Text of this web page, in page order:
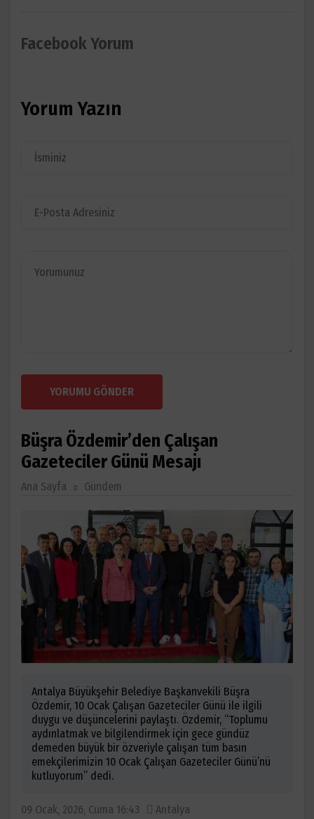
Facebook Yorum
Yorum Yazın
YORUMU GÖNDER
Büşra Özdemir’den Çalışan
Gazeteciler Günü Mesajı
Ana Sayfa Gündem
Antalya Büyükşehir Belediye Başkanvekili Büşra
Özdemir, 10 Ocak Çalışan Gazeteciler Günü ile ilgili
duygu ve düşüncelerini paylaştı. Özdemir, “Toplumu
aydınlatmak ve bilgilendirmek için gece gündüz
demeden büyük bir özveriyle çalışan tüm basın
emekçilerimizin 10 Ocak Çalışan Gazeteciler Günü’nü
kutluyorum” dedi.
09 Ocak, 2026, Cuma 16:43 Antalya